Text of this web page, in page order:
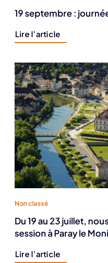
19 septembre :
Lire l’article
Non classé
Du 19 au 23 juillet,
session à Paray le
Lire l’article